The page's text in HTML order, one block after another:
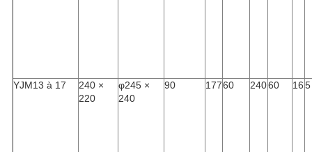
YJM13 à 17
240 ×
220
φ245 ×
240
90 17760 24060 165